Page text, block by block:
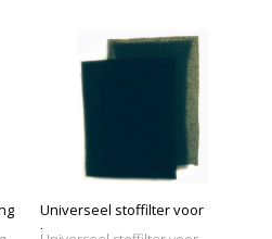
Universeel stoffilter voor
beamers